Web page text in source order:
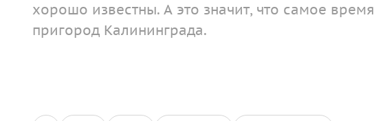
хорошо известны. А это значит, что самое
пригород Калининграда.